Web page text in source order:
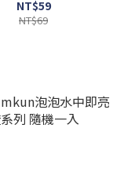
NT$59
NT$69